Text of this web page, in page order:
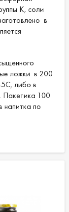
К, соли
в
ложки в 200
либо в
Пакетика 100
напитка по